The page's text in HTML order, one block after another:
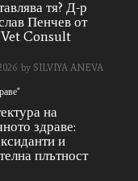
тя? Д-р
Пенчев от
Consult
by SILVIYA ANEVA
на
здраве:
и
плътност